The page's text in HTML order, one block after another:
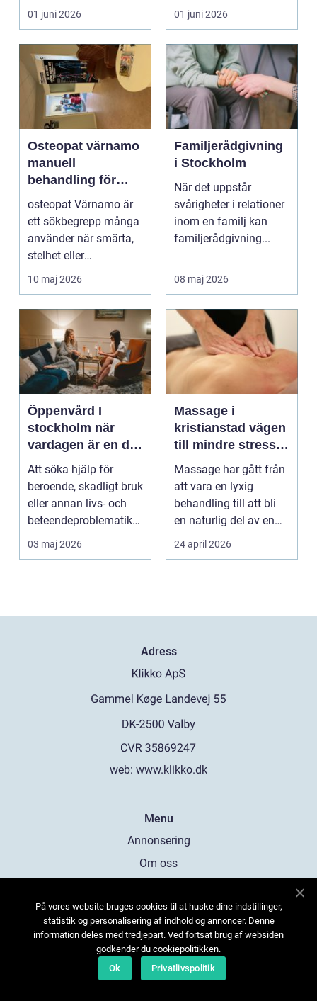
betonar balans, helhet
och...
01 juni 2026
teknisk och ...
01 juni 2026
Osteopat värnamo
manuell
behandling för
minskad smärta
och Ökad rörlighet
osteopat Värnamo är
ett sökbegrepp många
använder när smärta,
stelhet eller
återkommande värk
börjar...
10 maj 2026
Familjerådgivning
i Stockholm
När det uppstår
svårigheter i relationer
inom en familj kan
familjerådgivning...
08 maj 2026
Öppenvård I
stockholm när
vardagen är en del
av behandlingen
Att söka hjälp för
beroende, skadligt bruk
eller annan livs- och
beteendeproblematik
är ett stort st...
03 maj 2026
Massage i
kristianstad vägen
till mindre stress
och mer energi i
vardagen
Massage har gått från
att vara en lyxig
behandling till att bli
en naturlig del av en
hållbar livsst...
24 april 2026
Adress
web: www.klikko.dk
Menu
Annonsering
Om oss
Kontakta oss
Sitemap
På vores website bruges cookies til at huske dine indstillinger,
statistik og personalisering af indhold og annoncer. Denne
information deles med tredjepart. Ved fortsat brug af websiden
godkender du cookiepolitikken.
Ok
Privatlivspolitik